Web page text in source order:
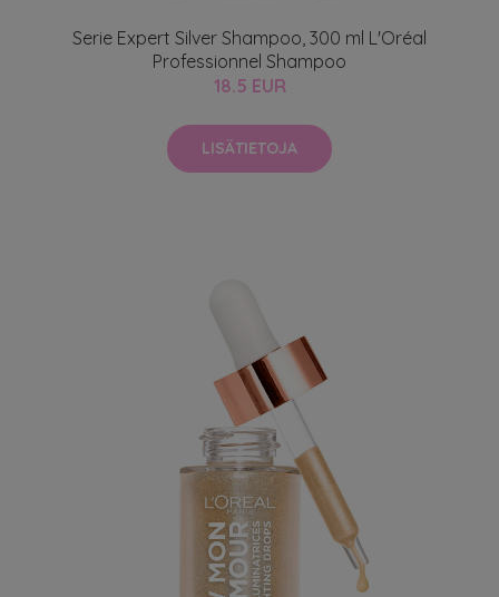
Serie Expert Silver Shampoo, 300 ml L'Oréal
Professionnel Shampoo
18.5 EUR
LISÄTIETOJA